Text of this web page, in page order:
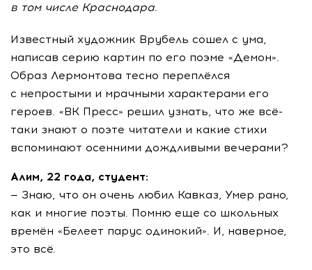
в том числе Краснодара.
Известный художник Врубель сошел с ума,
написав серию картин по его поэме «Демон».
Образ Лермонтова тесно переплёлся
с непростыми и мрачными характерами его
героев. «ВК Пресс» решил узнать, что же всё-
таки знают о поэте читатели и какие стихи
вспоминают осенними дождливыми вечерами?
Алим, 22 года, студент:
— Знаю, что он очень любил Кавказ, Умер рано,
как и многие поэты. Помню еще со школьных
времён «Белеет парус одинокий». И, наверное,
это всё.